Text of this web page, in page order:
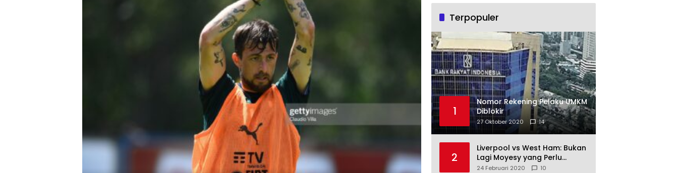
Terpopuler
1
Nomor Rekening Pelaku UMKM
Diblokir
27 Oktober 2020 14
2
Liverpool vs West Ham: Bukan
Lagi Moyesy yang Perlu
Ditakuti
24 Februari 2020 10